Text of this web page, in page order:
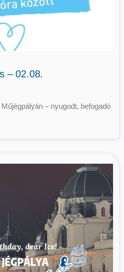
– 02.08.
– nyugodt, befogadó